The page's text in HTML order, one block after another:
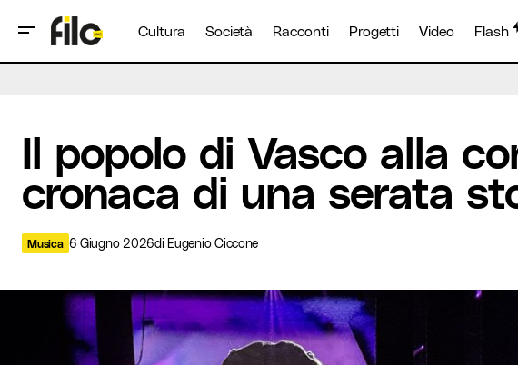
Cultura Società Racconti Progetti Video Flash
Il popolo di Vasco alla
cronaca di una serata
Musica 6 Giugno 2026di Eugenio Ciccone